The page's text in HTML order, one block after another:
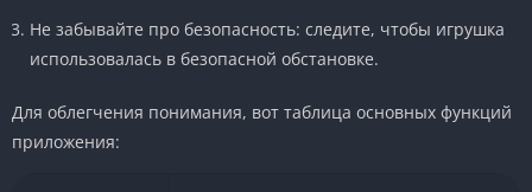
Не забывайте про безопасность: следите, чтобы игрушка
использовалась в безопасной обстановке.
Для облегчения понимания, вот таблица основных функций
приложения: